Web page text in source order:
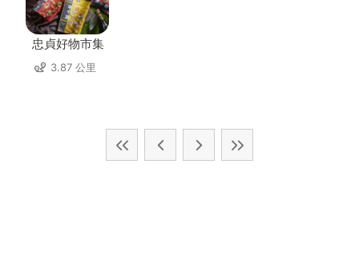
忠貞好物市集
3.87 公里